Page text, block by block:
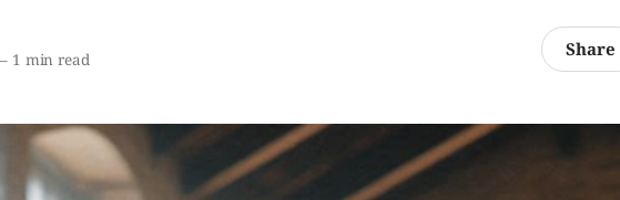
1 min read Share